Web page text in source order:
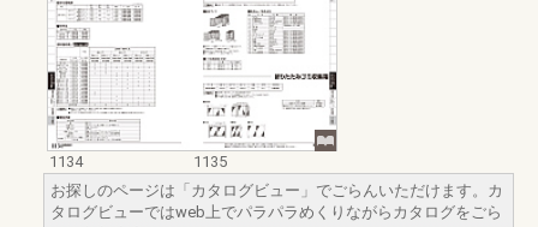
1134
1135
お探しのページは「カタログビュー」でごらんいただけます。カ
タログビューではweb上でパラパラめくりながらカタログをごら